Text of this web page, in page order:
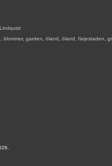
blommor, garden öland öland färjestaden